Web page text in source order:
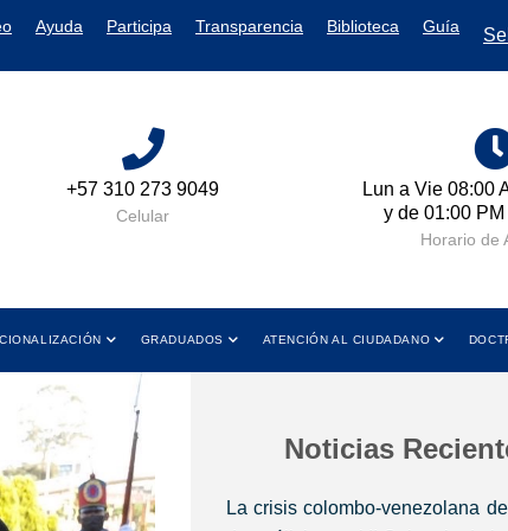
Ayuda Participa Transparencia Biblioteca Guía
Lun a Vie 08:00 AM A 12:00 PM
y de 01:00 PM a 05:00 PM
Cra 11 No.
GRADUADOS ATENCIÓN AL CIUDADANO
Noticias
La crisis colombo-venezolana